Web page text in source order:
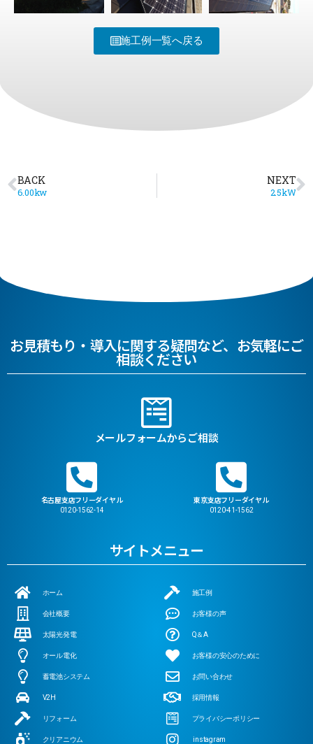
施工例一覧へ戻る
BACK
6.00kw
NEXT
2.5kW
お見積もり・導入に関する疑問など、お気軽にご
相談ください
メールフォームからご相談
名古屋支店フリーダイヤル
0120-1562-14
東京支店フリーダイヤル
0120-41-1562
サイトメニュー
ホーム
会社概要
太陽光発電
オール電化
蓄電池システム
V2H
リフォーム
クリアニウム
施工例
お客様の声
Q＆A
お客様の安心のために
お問い合わせ
採用情報
プライバシーポリシー
instagram